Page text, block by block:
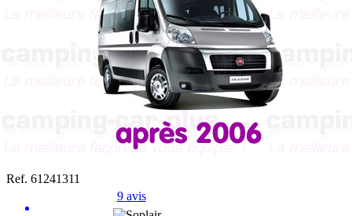
Ref. 61241311
9 avis